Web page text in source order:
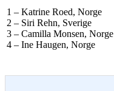
1 – Katrine Roed, Norge
2 – Siri Rehn, Sverige
3 – Camilla Monsen, Norge
4 – Ine Haugen, Norge